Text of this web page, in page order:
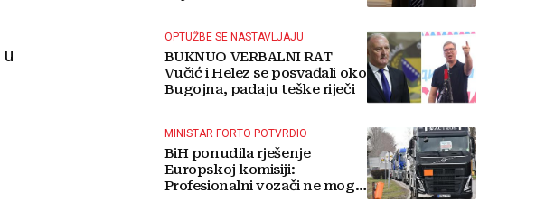
u
OPTUŽBE SE NASTAVLJAJU
BUKNUO VERBALNI RAT
Vučić i Helez se posvađali oko
Bugojna, padaju teške riječi
MINISTAR FORTO POTVRDIO
BiH ponudila rješenje
Europskoj komisiji:
Profesionalni vozači ne mogu